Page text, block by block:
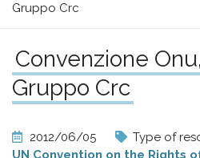
di
e
Gruppo Crc
Convenzione
Gruppo Crc
2012/06/05 Type of
UN Convention on the Rights